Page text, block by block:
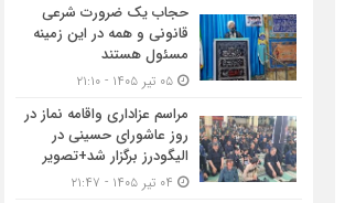
حجاب یک ضرورت شرعی
قانونی و همه در این زمینه
مسئول هستند
مراسم عزاداری واقامه نماز در
روز عاشورای حسینی در
الیگودرز برگزار شد+تصویر